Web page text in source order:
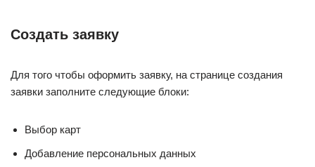
Создать заявку
Для того чтобы оформить заявку, на странице создания
заявки заполните следующие блоки:
Выбор карт
Добавление персональных данных